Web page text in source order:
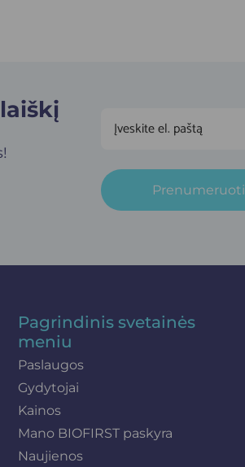
Prenumeruoti
Pagrindinis svetainės
meniu
Paslaugos
Gydytojai
Kainos
Mano BIOFIRST paskyra
Naujienos